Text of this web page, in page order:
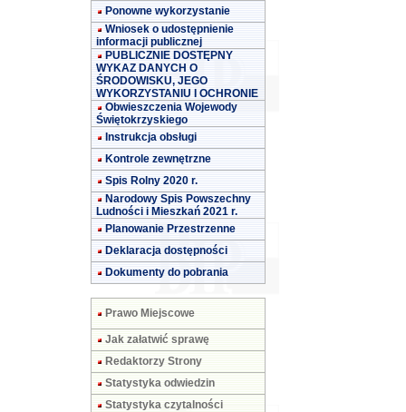
Ponowne wykorzystanie
Wniosek o udostępnienie
informacji publicznej
PUBLICZNIE DOSTĘPNY
WYKAZ DANYCH O
ŚRODOWISKU, JEGO
WYKORZYSTANIU I OCHRONIE
Obwieszczenia Wojewody
Świętokrzyskiego
Instrukcja obsługi
Kontrole zewnętrzne
Spis Rolny 2020 r.
Narodowy Spis Powszechny
Ludności i Mieszkań 2021 r.
Planowanie Przestrzenne
Deklaracja dostępności
Dokumenty do pobrania
Prawo Miejscowe
Jak załatwić sprawę
Redaktorzy Strony
Statystyka odwiedzin
Statystyka czytalności